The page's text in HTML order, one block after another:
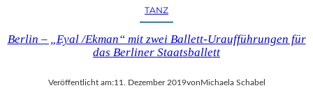
TANZ
Berlin – „Eyal /Ekman“ mit zwei Ballett-Uraufführungen für
das Berliner Staatsballett
Veröffentlicht am:11. Dezember 2019vonMichaela Schabel